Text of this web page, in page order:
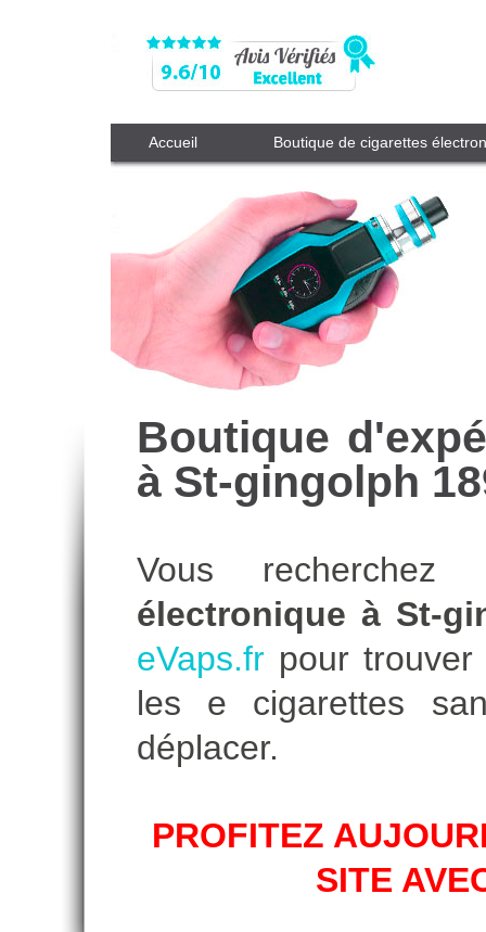
Accueil Boutique de cigarettes
Boutique
à St-gingolph
Vous
électronique à St-
eVaps.frpour trouver
les e cigarettes
déplacer.
PROFITEZ
SITE